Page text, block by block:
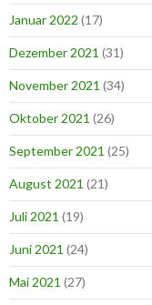
Januar 2022 (17)
Dezember 2021 (31)
November 2021 (34)
Oktober 2021 (26)
September 2021 (25)
August 2021 (21)
Juli 2021 (19)
Juni 2021 (24)
Mai 2021 (27)